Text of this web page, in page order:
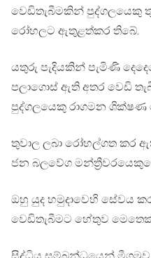
වෙඩිතැබීමකින් පුද්ගලයෙකු
රෝහලට ඇතුළත්කර තිබේ.
යතුරු පැදියකින් පැමිණි
පලාගොස් ඇති අතර වෙඩි
පුද්ගලයෙකු රාගමන
තුවාල ලබා රෝහල්ගත කර
ජන බලවේග
ඔහු යුද හමුදාවෙහි සේවය
වෙඩිතැබීමට හේතුව